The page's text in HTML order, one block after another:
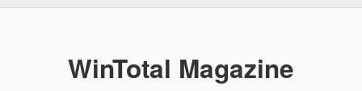
WinTotal Magazine